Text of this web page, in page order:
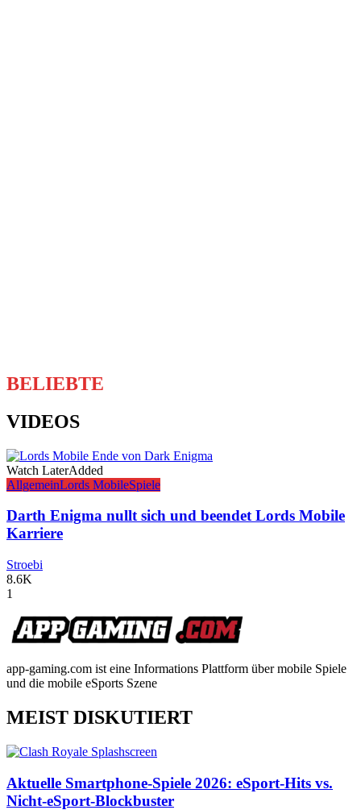
BELIEBTE
VIDEOS
Watch LaterAdded
AllgemeinLords MobileSpiele
Darth Enigma nullt sich und beendet Lords Mobile
Karriere
Stroebi
8.6K
1
app-gaming.com ist eine Informations Plattform über mobile Spiele
und die mobile eSports Szene
MEIST DISKUTIERT
Aktuelle Smartphone-Spiele 2026: eSport-Hits vs.
Nicht-eSport-Blockbuster